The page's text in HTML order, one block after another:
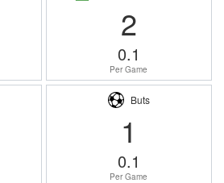
2
0.1
Per Game
Buts
1
0.1
Per Game